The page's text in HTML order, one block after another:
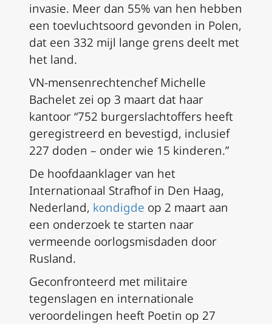
invasie. Meer dan 55% van hen hebben
een toevluchtsoord gevonden in Polen,
dat een 332 mijl lange grens deelt met
het land.
VN-mensenrechtenchef Michelle
Bachelet zei op 3 maart dat haar
kantoor “752 burgerslachtoffers heeft
geregistreerd en bevestigd, inclusief
227 doden – onder wie 15 kinderen.”
De hoofdaanklager van het
Internationaal Strafhof in Den Haag,
Nederland, kondigde op 2 maart aan
een onderzoek te starten naar
vermeende oorlogsmisdaden door
Rusland.
Geconfronteerd met militaire
tegenslagen en internationale
veroordelingen heeft Poetin op 27